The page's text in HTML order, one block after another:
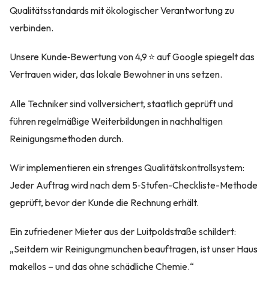
Qualitätsstandards mit ökologischer Verantwortung zu
verbinden.
Unsere Kunde‑Bewertung von 4,9 ⭐ auf Google spiegelt das
Vertrauen wider, das lokale Bewohner in uns setzen.
Alle Techniker sind vollversichert, staatlich geprüft und
führen regelmäßige Weiterbildungen in nachhaltigen
Reinigungsmethoden durch.
Wir implementieren ein strenges Qualitätskontrollsystem:
Jeder Auftrag wird nach dem 5‑Stufen-Checkliste-Methode
geprüft, bevor der Kunde die Rechnung erhält.
Ein zufriedener Mieter aus der Luitpoldstraße schildert:
„Seitdem wir Reinigungmunchen beauftragen, ist unser Haus
makellos – und das ohne schädliche Chemie.“